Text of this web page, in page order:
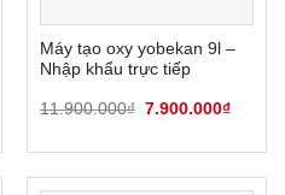
Máy tạo oxy yobekan 9l –
Nhập khẩu trực tiếp
11.900.000₫ Giá
11.900.000₫.
7.900.000₫Giá
là: